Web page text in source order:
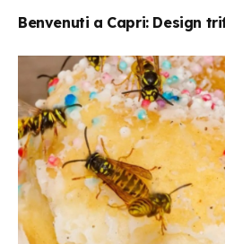
Benvenuti a Capri: Design